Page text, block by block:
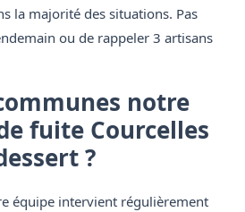
la majorité des situations. Pas
ou de rappeler 3 artisans
notre
fuite Courcelles
?
équipe intervient régulièrement